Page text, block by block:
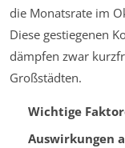
die Monatsrate im
Diese gestiegenen
dämpfen zwar
Großstädten.
Wichtige
Auswirkungen